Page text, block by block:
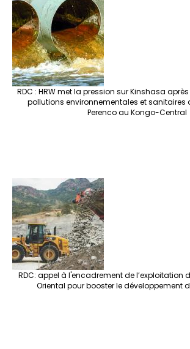
RDC : HRW met la pression sur Kinshasa
pollutions environnementales et sanitaires
Perenco au Kongo-Central
RDC: appel à l'encadrement de l’exploitation
Oriental pour booster le développement